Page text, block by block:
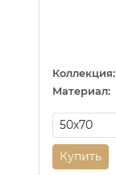
Коллекция:
Материал:
Купить